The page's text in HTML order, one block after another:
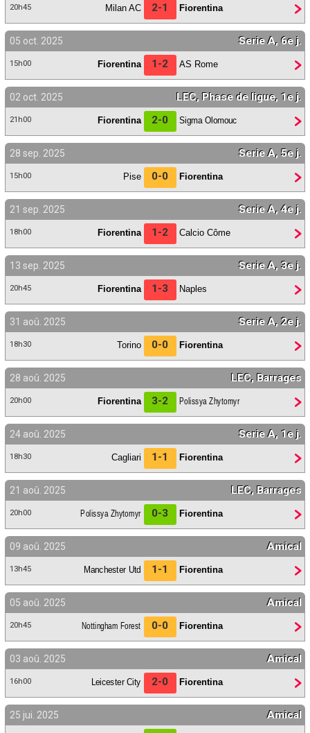
20h45 Milan AC 2-1 Fiorentina
05 oct. 2025 Serie A, 6e j.
15h00 Fiorentina 1-2 AS Rome
02 oct. 2025 LEC, Phase de ligue, 1e j.
21h00 Fiorentina 2-0 Sigma Olomouc
28 sep. 2025 Serie A, 5e j.
15h00 Pise 0-0 Fiorentina
21 sep. 2025 Serie A, 4e j.
18h00 Fiorentina 1-2 Calcio Côme
13 sep. 2025 Serie A, 3e j.
20h45 Fiorentina 1-3 Naples
31 aoû. 2025 Serie A, 2e j.
18h30 Torino 0-0 Fiorentina
28 aoû. 2025 LEC, Barrages
20h00 Fiorentina 3-2 Polissya Zhytomyr
24 aoû. 2025 Serie A, 1e j.
18h30 Cagliari 1-1 Fiorentina
21 aoû. 2025 LEC, Barrages
20h00 Polissya Zhytomyr 0-3 Fiorentina
09 aoû. 2025 Amical
13h45 Manchester Utd 1-1 Fiorentina
05 aoû. 2025 Amical
20h45 Nottingham Forest 0-0 Fiorentina
03 aoû. 2025 Amical
16h00 Leicester City 2-0 Fiorentina
25 jui. 2025 Amical